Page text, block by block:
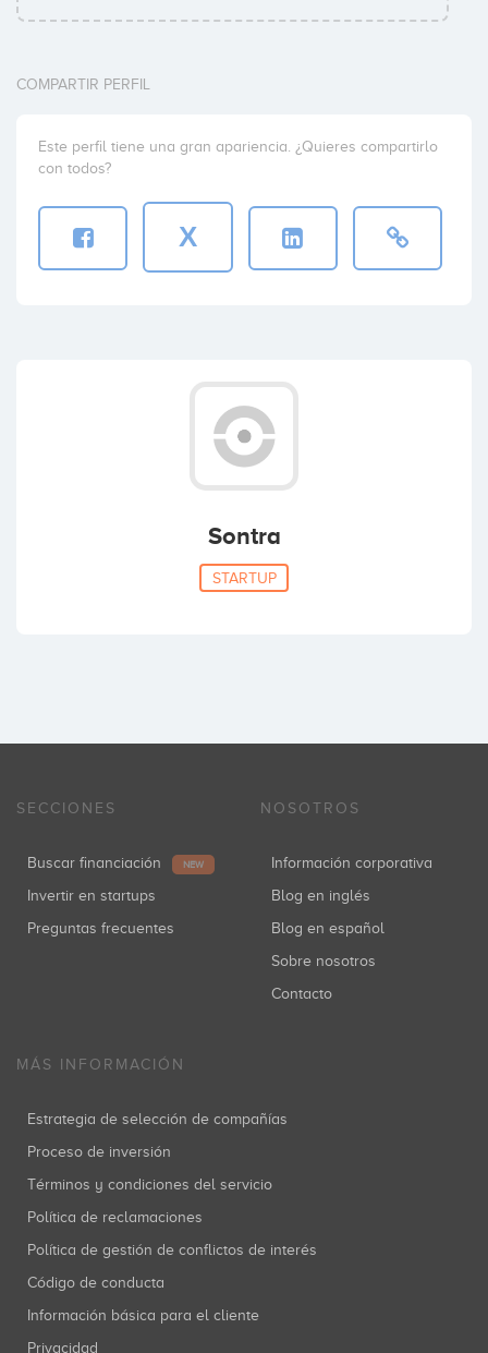
COMPARTIR PERFIL
Este perfil tiene una gran apariencia. ¿Quieres compartirlo
con todos?
X
Sontra
STARTUP
SECCIONES
Buscar financiación NEW
Invertir en startups
Preguntas frecuentes
NOSOTROS
Información corporativa
Blog en inglés
Blog en español
Sobre nosotros
Contacto
MÁS INFORMACIÓN
Estrategia de selección de compañías
Proceso de inversión
Términos y condiciones del servicio
Política de reclamaciones
Política de gestión de conflictos de interés
Código de conducta
Información básica para el cliente
Privacidad